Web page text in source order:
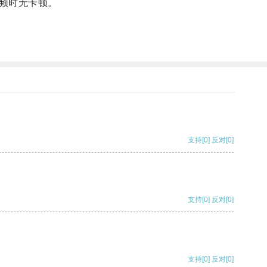
无卡顿。
支持[0] 反对[0]
支持[0] 反对[0]
支持[0] 反对[0]